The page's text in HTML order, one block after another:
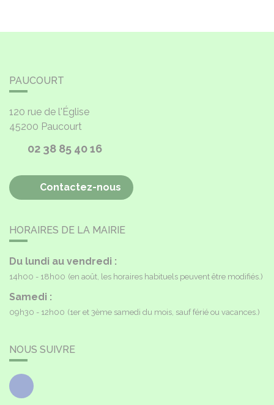
PAUCOURT
120 rue de l'Église
45200 Paucourt
02 38 85 40 16
Contactez-nous
HORAIRES DE LA MAIRIE
Du lundi au vendredi :
14h00 - 18h00 (en août, les horaires habituels peuvent être modifiés.)
Samedi :
09h30 - 12h00 (1er et 3ème samedi du mois, sauf férié ou vacances.)
NOUS SUIVRE
Facebook